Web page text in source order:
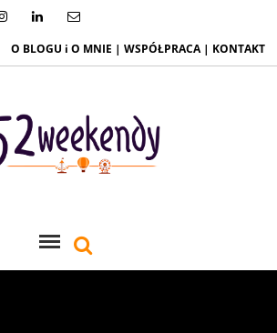
O BLOGU i O MNIE | WSPÓŁPRACA | KONTAKT